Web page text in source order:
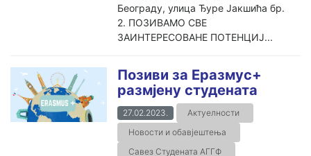
Београду, улица Ђуре Јакшића бр.
2. ПОЗИВАМО СВЕ
ЗАИНТЕРЕСОВАНЕ ПОТЕНЦИЈ...
Позиви за Еразмус+
размјену студената
27.02.2023.
Актуелности
Новости и обавјештења
Савез Студената АГГФ